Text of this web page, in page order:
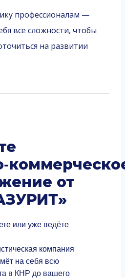
профессионалам —
все сложности, чтобы
на развитии
от
или уже ведёте
компания
на себя всю
в КНР до вашего